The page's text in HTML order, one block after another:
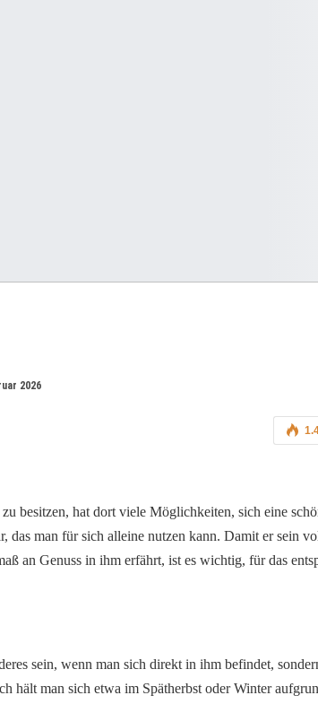
2026
besitzen, hat dort viele Möglichkeiten, sich eine
das man für sich alleine nutzen kann. Damit er sein
an Genuss in ihm erfährt, ist es wichtig, für das
sein, wenn man sich direkt in ihm befindet,
hält man sich etwa im Spätherbst oder Winter